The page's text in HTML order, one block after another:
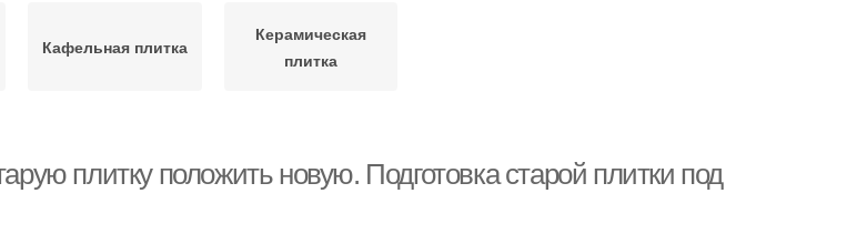
Кафельная плитка
Керамическая
плитка
плитку положить новую. Подготовка старой плитки под